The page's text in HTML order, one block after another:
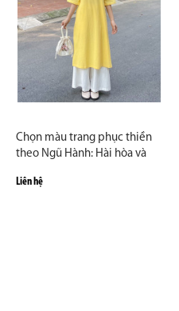
Chọn màu trang phục thiền
theo Ngũ Hành: Hài hòa và
Liên hệ